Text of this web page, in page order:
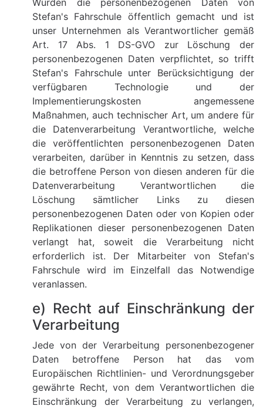
Wurden die personenbezogenen Daten von
Stefan's Fahrschule öffentlich gemacht und ist
unser Unternehmen als Verantwortlicher gemäß
Art. 17 Abs. 1 DS-GVO zur Löschung der
personenbezogenen Daten verpflichtet, so trifft
Stefan's Fahrschule unter Berücksichtigung der
verfügbaren Technologie und der
Implementierungskosten angemessene
Maßnahmen, auch technischer Art, um andere für
die Datenverarbeitung Verantwortliche, welche
die veröffentlichten personenbezogenen Daten
verarbeiten, darüber in Kenntnis zu setzen, dass
die betroffene Person von diesen anderen für die
Datenverarbeitung Verantwortlichen die
Löschung sämtlicher Links zu diesen
personenbezogenen Daten oder von Kopien oder
Replikationen dieser personenbezogenen Daten
verlangt hat, soweit die Verarbeitung nicht
erforderlich ist. Der Mitarbeiter von Stefan's
Fahrschule wird im Einzelfall das Notwendige
veranlassen.
e) Recht auf Einschränkung der
Verarbeitung
Jede von der Verarbeitung personenbezogener
Daten betroffene Person hat das vom
Europäischen Richtlinien- und Verordnungsgeber
gewährte Recht, von dem Verantwortlichen die
Einschränkung der Verarbeitung zu verlangen,